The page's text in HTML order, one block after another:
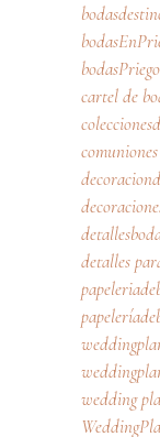
cartel de
detalles
wedding